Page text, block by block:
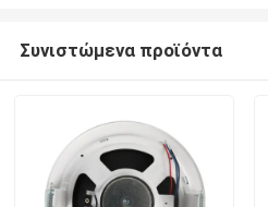
Συνιστώμενα προϊόντα